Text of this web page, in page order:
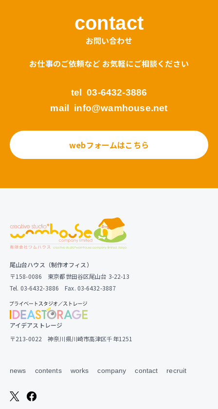
contact
お問い合わせ
お仕事のご依頼など お気軽にご相談ください
tel 03-6432-3886
mail info@wamhouse.net
webフォームはこちら
尾山台ハウス（制作オフィス）
〒158-0086 東京都世田谷区尾山台 3-22-13
Tel. 03-6432-3886 Fax. 03-6432-3887
アイデアストレージ
〒213-0022 神奈川県川崎市高津区千年1251
news contents works company contact recruit